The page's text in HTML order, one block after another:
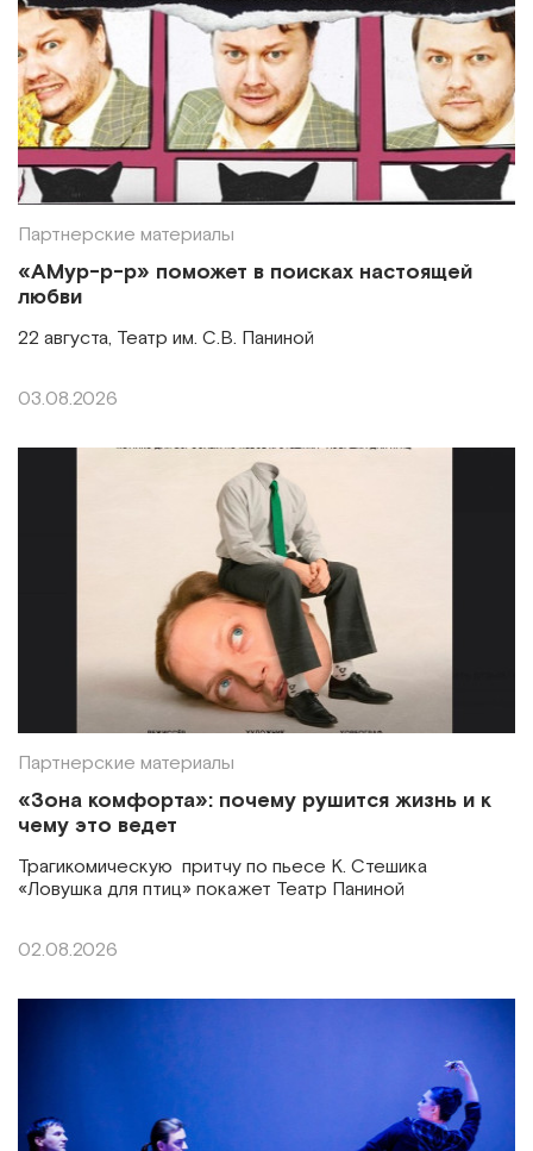
Партнерские материалы
«АМур-р-р» поможет в поисках настоящей
любви
22 августа, Театр им. С.В. Паниной
03.08.2026
Партнерские материалы
«Зона комфорта»: почему рушится жизнь и к
чему это ведет
Трагикомическую притчу по пьесе К. Стешика
«Ловушка для птиц» покажет Театр Паниной
02.08.2026